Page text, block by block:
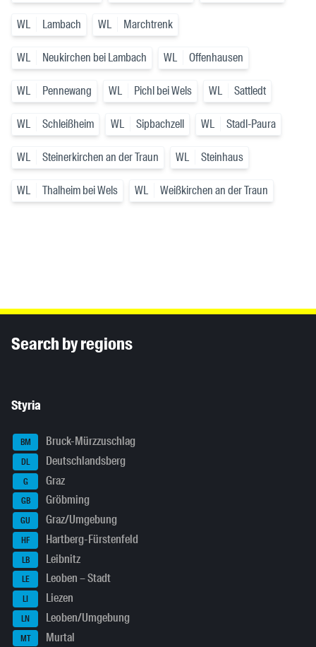
WL Lambach WL Marchtrenk
WL Neukirchen bei Lambach WL Offenhausen
WL Pennewang WL Pichl bei Wels WL Sattledt
WL Schleißheim WL Sipbachzell WL Stadl-Paura
WL Steinerkirchen an der Traun WL Steinhaus
WL Thalheim bei Wels WL Weißkirchen an der Traun
Search by regions
Styria
BM Bruck-Mürzzuschlag
DL Deutschlandsberg
G Graz
GB Gröbming
GU Graz/Umgebung
HF Hartberg-Fürstenfeld
LB Leibnitz
LE Leoben – Stadt
LI Liezen
LN Leoben/Umgebung
MT Murtal